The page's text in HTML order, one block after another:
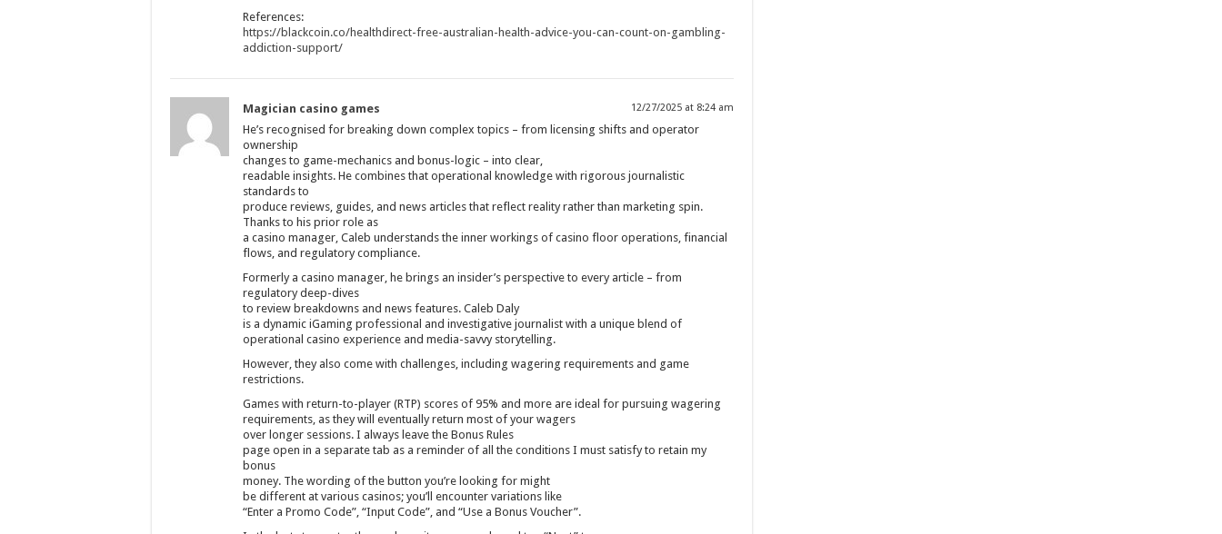
References:
https://blackcoin.co/healthdirect-free-australian-health-advice-you-can-count-on-gambling-
addiction-support/
Magician casino games 12/27/2025 at 8:24 am
He’s recognised for breaking down complex topics – from licensing shifts and operator
ownership
changes to game-mechanics and bonus-logic – into clear,
readable insights. He combines that operational knowledge with rigorous journalistic
standards to
produce reviews, guides, and news articles that reflect reality rather than marketing spin.
Thanks to his prior role as
a casino manager, Caleb understands the inner workings of casino floor operations, financial
flows, and regulatory compliance.
Formerly a casino manager, he brings an insider’s perspective to every article – from
regulatory deep-dives
to review breakdowns and news features. Caleb Daly
is a dynamic iGaming professional and investigative journalist with a unique blend of
operational casino experience and media-savvy storytelling.
However, they also come with challenges, including wagering requirements and game
restrictions.
Games with return-to-player (RTP) scores of 95% and more are ideal for pursuing wagering
requirements, as they will eventually return most of your wagers
over longer sessions. I always leave the Bonus Rules
page open in a separate tab as a reminder of all the conditions I must satisfy to retain my
bonus
money. The wording of the button you’re looking for might
be different at various casinos; you’ll encounter variations like
“Enter a Promo Code”, “Input Code”, and “Use a Bonus Voucher”.